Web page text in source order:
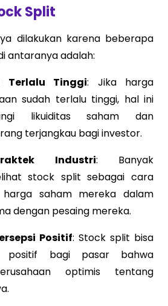
Split
dilakukan karena beberapa
antaranya adalah:
Terlalu Tinggi: Jika harga
sudah terlalu tinggi, hal ini
likuiditas saham dan
terjangkau bagi investor.
Industri: Banyak
stock split sebagai cara
saham mereka dalam
dengan pesaing mereka.
Positif: Stock split bisa
positif bagi pasar bahwa
optimis tentang